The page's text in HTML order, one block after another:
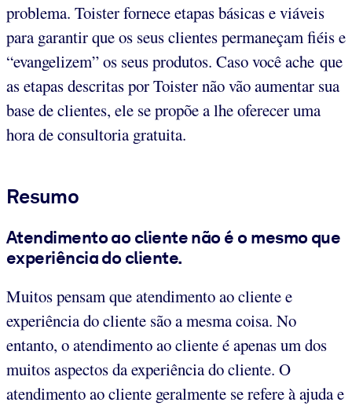
problema. Toister fornece etapas básicas e viáveis
para garantir que os seus clientes permaneçam fiéis e
“evangelizem” os seus produtos. Caso você ache que
as etapas descritas por Toister não vão aumentar sua
base de clientes, ele se propõe a lhe oferecer uma
hora de consultoria gratuita.
Resumo
Atendimento ao cliente não é o mesmo que
experiência do cliente.
Muitos pensam que atendimento ao cliente e
experiência do cliente são a mesma coisa. No
entanto, o atendimento ao cliente é apenas um dos
muitos aspectos da experiência do cliente. O
atendimento ao cliente geralmente se refere à ajuda e